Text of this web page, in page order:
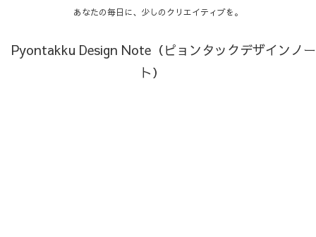
あなたの毎日に、少しのクリエイティブを。
Pyontakku Design Note（ピョンタックデザインノー
ト）